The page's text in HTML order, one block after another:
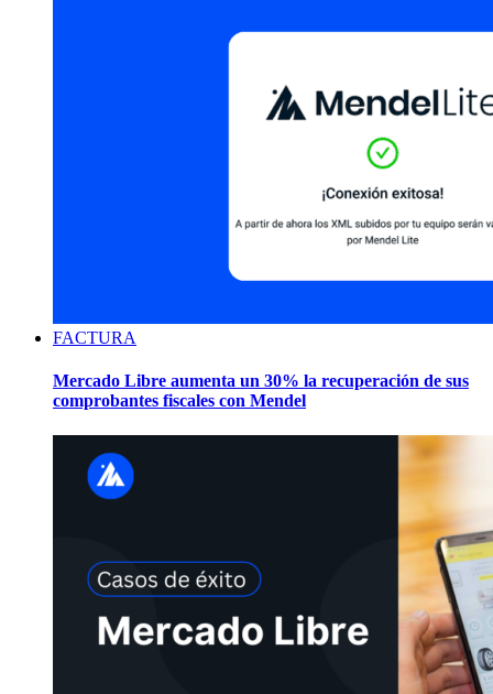
FACTURA
Mercado Libre aumenta un 30% la recuperación de sus
comprobantes fiscales con Mendel